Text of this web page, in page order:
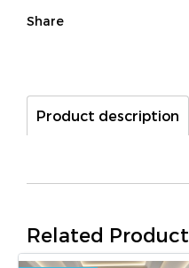
Share
Product description
Related Product